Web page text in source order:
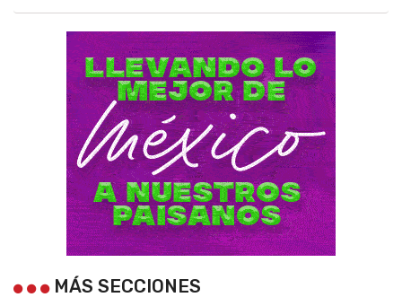
MÁS SECCIONES